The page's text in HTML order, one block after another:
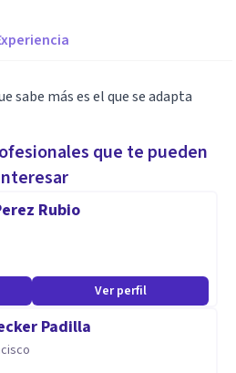
sabe más es el que se adapta
que te pueden
Rubio
Ver perfil
Padilla